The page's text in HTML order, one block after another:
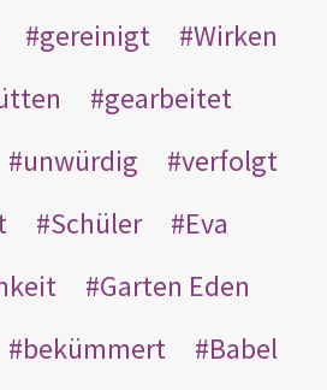
gereinigt
Wirken
gearbeitet
unwürdig
verfolgt
Schüler
Eva
Garten Eden
bekümmert
Babel